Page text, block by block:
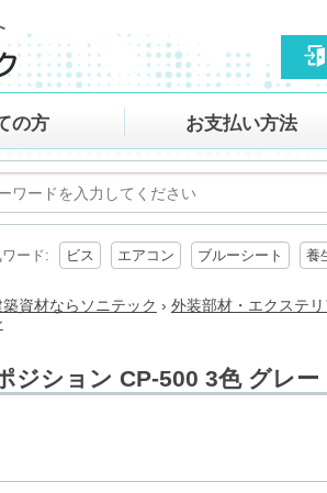
の方 お支払い方法
ワード: ビス エアコン ブルーシート 養
資材ならソニテック › 外装部材・エクステリ
ジション CP-500 3色 グレ